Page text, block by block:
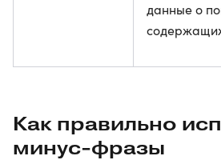
данные о
Как правильно
минус-фразы